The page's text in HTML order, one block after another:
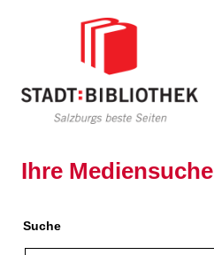
Ihre Mediensuche
Suche